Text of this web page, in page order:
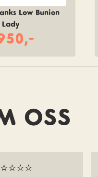
Low Bunion
Lady
OSS